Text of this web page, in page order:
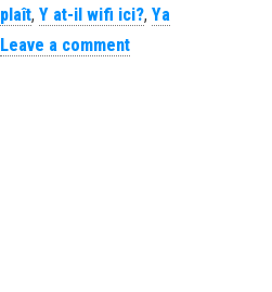
plaît, Y at-il wifi ici?, Ya
Leave a comment